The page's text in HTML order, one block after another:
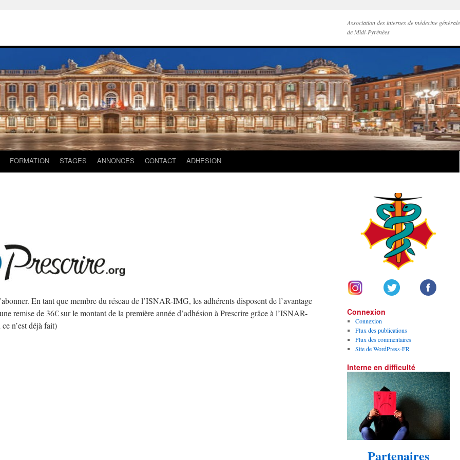
Association des internes de médecine générale
de Midi-Pyrénées
FORMATION STAGES ANNONCES CONTACT ADHESION
En tant que membre du réseau de l’ISNAR-IMG, les adhérents disposent de l’avantage
remise de 36€ sur le montant de la première année d’adhésion à Prescrire grâce à l’ISNAR-
n’est déjà fait)
Connexion
Connexion
Flux des publications
Flux des commentaires
Site de WordPress-FR
Interne en difficulté
Partenaires